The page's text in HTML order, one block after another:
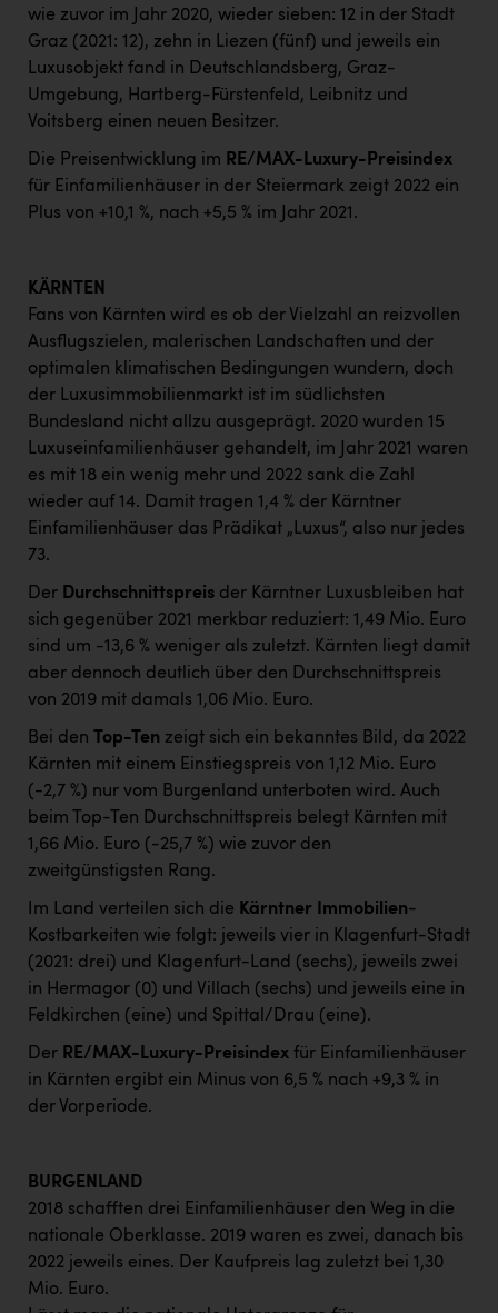
wie zuvor im Jahr 2020, wieder sieben: 12 in der Stadt
Graz (2021: 12), zehn in Liezen (fünf) und jeweils ein
Luxusobjekt fand in Deutschlandsberg, Graz-
Umgebung, Hartberg-Fürstenfeld, Leibnitz und
Voitsberg einen neuen Besitzer.
Die Preisentwicklung im RE/MAX-Luxury-Preisindex
für Einfamilienhäuser in der Steiermark zeigt 2022 ein
Plus von +10,1 %, nach +5,5 % im Jahr 2021.
KÄRNTEN
Fans von Kärnten wird es ob der Vielzahl an reizvollen
Ausflugszielen, malerischen Landschaften und der
optimalen klimatischen Bedingungen wundern, doch
der Luxusimmobilienmarkt ist im südlichsten
Bundesland nicht allzu ausgeprägt. 2020 wurden 15
Luxuseinfamilienhäuser gehandelt, im Jahr 2021 waren
es mit 18 ein wenig mehr und 2022 sank die Zahl
wieder auf 14. Damit tragen 1,4 % der Kärntner
Einfamilienhäuser das Prädikat „Luxus“, also nur jedes
73.
Der Durchschnittspreis der Kärntner Luxusbleiben hat
sich gegenüber 2021 merkbar reduziert: 1,49 Mio. Euro
sind um -13,6 % weniger als zuletzt. Kärnten liegt damit
aber dennoch deutlich über den Durchschnittspreis
von 2019 mit damals 1,06 Mio. Euro.
Bei den Top-Ten zeigt sich ein bekanntes Bild, da 2022
Kärnten mit einem Einstiegspreis von 1,12 Mio. Euro
(-2,7 %) nur vom Burgenland unterboten wird. Auch
beim Top-Ten Durchschnittspreis belegt Kärnten mit
1,66 Mio. Euro (-25,7 %) wie zuvor den
zweitgünstigsten Rang.
Im Land verteilen sich die Kärntner Immobilien-
Kostbarkeiten wie folgt: jeweils vier in Klagenfurt-Stadt
(2021: drei) und Klagenfurt-Land (sechs), jeweils zwei
in Hermagor (0) und Villach (sechs) und jeweils eine in
Feldkirchen (eine) und Spittal/Drau (eine).
Der RE/MAX-Luxury-Preisindex für Einfamilienhäuser
in Kärnten ergibt ein Minus von 6,5 % nach +9,3 % in
der Vorperiode.
BURGENLAND
2018 schafften drei Einfamilienhäuser den Weg in die
nationale Oberklasse. 2019 waren es zwei, danach bis
2022 jeweils eines. Der Kaufpreis lag zuletzt bei 1,30
Mio. Euro.